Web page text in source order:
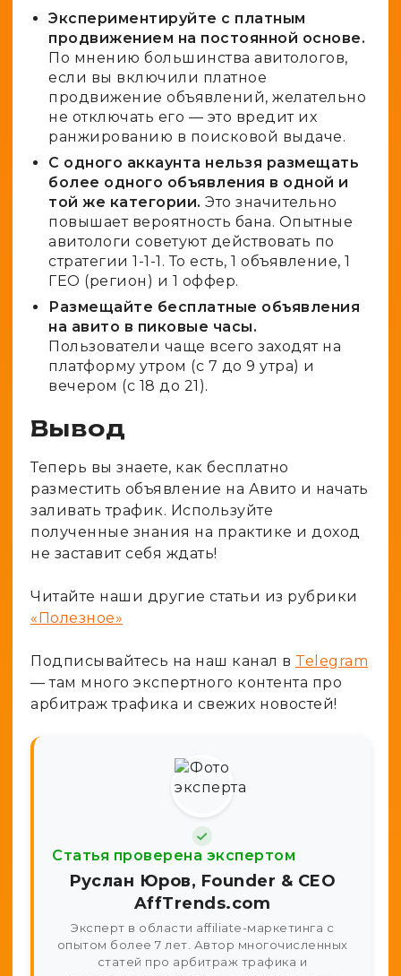
Экспериментируйте с платным
продвижением на постоянной основе.
По мнению большинства авитологов,
если вы включили платное
продвижение объявлений, желательно
не отключать его — это вредит их
ранжированию в поисковой выдаче.
С одного аккаунта нельзя размещать
более одного объявления в одной и
той же категории. Это значительно
повышает вероятность бана. Опытные
авитологи советуют действовать по
стратегии 1-1-1. То есть, 1 объявление, 1
ГЕО (регион) и 1 оффер.
Размещайте бесплатные объявления
на авито в пиковые часы.
Пользователи чаще всего заходят на
платформу утром (с 7 до 9 утра) и
вечером (с 18 до 21).
Вывод
Теперь вы знаете, как бесплатно
разместить объявление на Авито и начать
заливать трафик. Используйте
полученные знания на практике и доход
не заставит себя ждать!
Читайте наши другие статьи из рубрики
«Полезное»
Подписывайтесь на наш канал в Telegram
— там много экспертного контента про
арбитраж трафика и свежих новостей!
Статья проверена экспертом
Руслан Юров, Founder & CEO
AffTrends.com
Эксперт в области affiliate-маркетинга с
опытом более 7 лет. Автор многочисленных
статей про арбитраж трафика и